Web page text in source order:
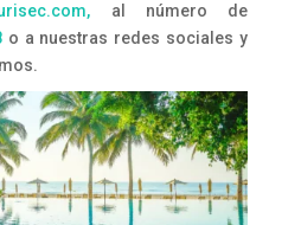
al número de
o a nuestras redes sociales y